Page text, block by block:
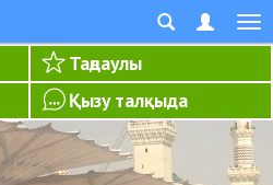
Таңдаулы
Қызу талқыда